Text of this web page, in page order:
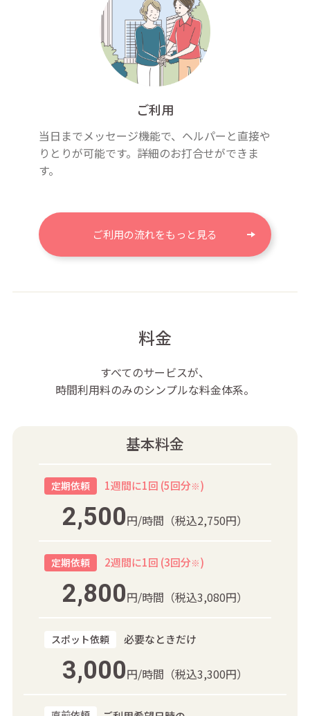
ご利用
当日までメッセージ機能で、ヘルパーと直接や
りとりが可能です。詳細のお打合せができま
す。
ご利用の流れをもっと見る
料金
すべてのサービスが、
時間利用料のみのシンプルな料金体系。
基本料金
定期依頼 1週間に1回 (5回分※)
2,500円/時間 （税込2,750円）
定期依頼 2週間に1回 (3回分※)
2,800円/時間 （税込3,080円）
スポット依頼 必要なときだけ
3,000円/時間 （税込3,300円）